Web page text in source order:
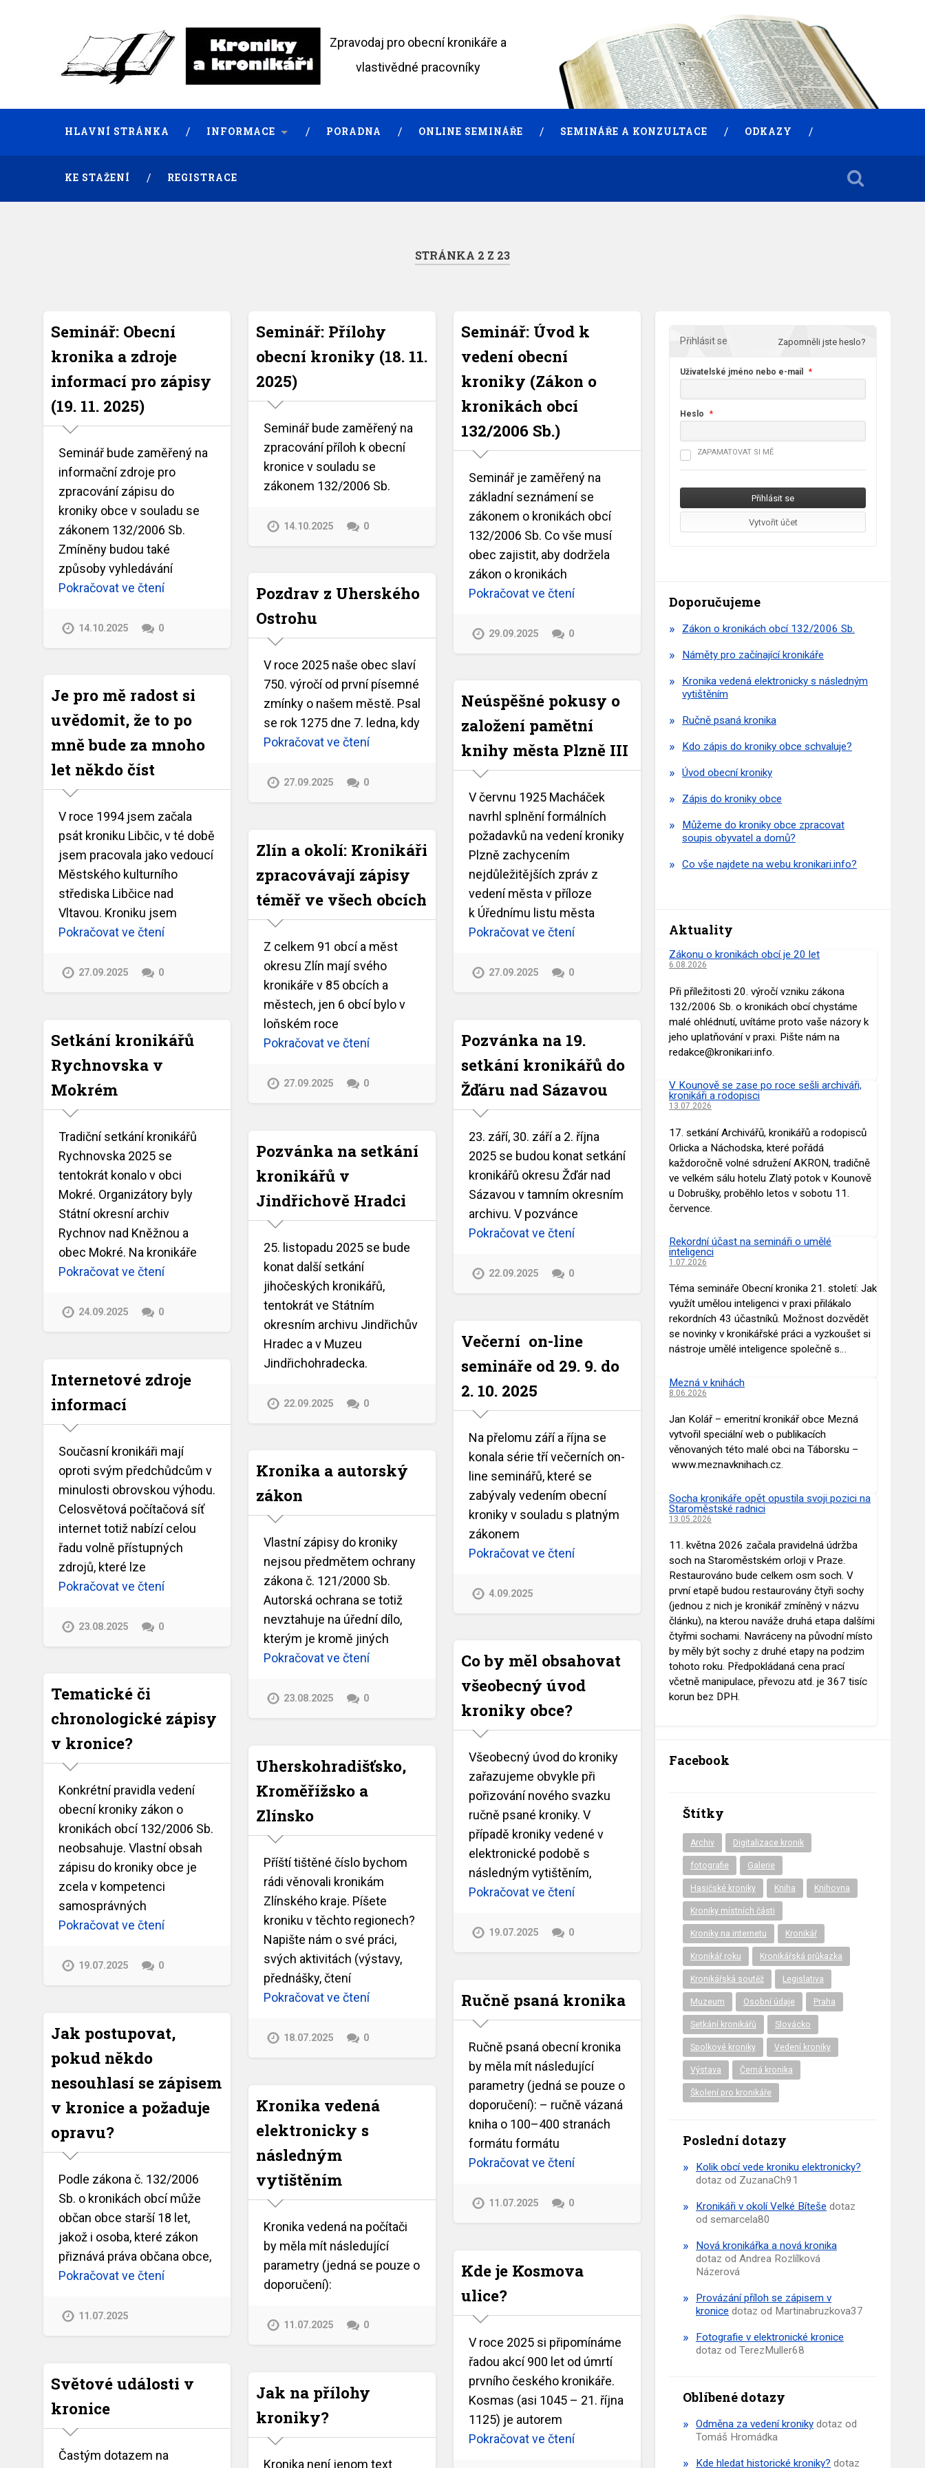
Zpravodaj pro obecní kronikáře a
vlastivědné pracovníky
HLAVNÍ STRÁNKA INFORMACE PORADNA ONLINE SEMINÁŘE SEMINÁŘE A KONZULTACE ODKAZY
KE STAŽENÍ REGISTRACE
STRÁNKA 2 Z 23
Seminář: Obecní
kronika a zdroje
informací pro zápisy
(19. 11. 2025)
Seminář bude zaměřený na
informační zdroje pro
zpracování zápisu do
kroniky obce v souladu se
zákonem 132/2006 Sb.
Zmíněny budou také
způsoby vyhledávání
Pokračovat ve čtení
14.10.2025 0
Seminář: Přílohy
obecní kroniky (18. 11.
2025)
Seminář bude zaměřený na
zpracování příloh k obecní
kronice v souladu se
zákonem 132/2006 Sb.
14.10.2025 0
Seminář: Úvod k
vedení obecní
kroniky (Zákon o
kronikách obcí
132/2006 Sb.)
Seminář je zaměřený na
základní seznámení se
zákonem o kronikách obcí
132/2006 Sb. Co vše musí
obec zajistit, aby dodržela
zákon o kronikách
Pokračovat ve čtení
29.09.2025 0
Pozdrav z Uherského
Ostrohu
V roce 2025 naše obec slaví
750. výročí od první písemné
zmínky o našem městě. Psal
se rok 1275 dne 7. ledna, kdy
Pokračovat ve čtení
27.09.2025 0
Je pro mě radost si
uvědomit, že to po
mně bude za mnoho
let někdo číst
V roce 1994 jsem začala
psát kroniku Libčic, v té době
jsem pracovala jako vedoucí
Městského kulturního
střediska Libčice nad
Vltavou. Kroniku jsem
Pokračovat ve čtení
27.09.2025 0
Neúspěšné pokusy o
založení pamětní
knihy města Plzně III
V červnu 1925 Macháček
navrhl splnění formálních
požadavků na vedení kroniky
Plzně zachycením
nejdůležitějších zpráv z
vedení města v příloze
k Úřednímu listu města
Pokračovat ve čtení
27.09.2025 0
Zlín a okolí: Kronikáři
zpracovávají zápisy
téměř ve všech obcích
Z celkem 91 obcí a měst
okresu Zlín mají svého
kronikáře v 85 obcích a
městech, jen 6 obcí bylo v
loňském roce
Pokračovat ve čtení
27.09.2025 0
Setkání kronikářů
Rychnovska v
Mokrém
Tradiční setkání kronikářů
Rychnovska 2025 se
tentokrát konalo v obci
Mokré. Organizátory byly
Státní okresní archiv
Rychnov nad Kněžnou a
obec Mokré. Na kronikáře
Pokračovat ve čtení
24.09.2025 0
Pozvánka na 19.
setkání kronikářů do
Žďáru nad Sázavou
23. září, 30. září a 2. října
2025 se budou konat setkání
kronikářů okresu Žďár nad
Sázavou v tamním okresním
archivu. V pozvánce
Pokračovat ve čtení
22.09.2025 0
Pozvánka na setkání
kronikářů v
Jindřichově Hradci
25. listopadu 2025 se bude
konat další setkání
jihočeských kronikářů,
tentokrát ve Státním
okresním archivu Jindřichův
Hradec a v Muzeu
Jindřichohradecka.
22.09.2025 0
Večerní on-line
semináře od 29. 9. do
2. 10. 2025
Na přelomu září a října se
konala série tří večerních on-
line seminářů, které se
zabývaly vedením obecní
kroniky v souladu s platným
zákonem
Pokračovat ve čtení
4.09.2025
Internetové zdroje
informací
Současní kronikáři mají
oproti svým předchůdcům v
minulosti obrovskou výhodu.
Celosvětová počítačová síť
internet totiž nabízí celou
řadu volně přístupných
zdrojů, které lze
Pokračovat ve čtení
23.08.2025 0
Kronika a autorský
zákon
Vlastní zápisy do kroniky
nejsou předmětem ochrany
zákona č. 121/2000 Sb.
Autorská ochrana se totiž
nevztahuje na úřední dílo,
kterým je kromě jiných
Pokračovat ve čtení
23.08.2025 0
Co by měl obsahovat
všeobecný úvod
kroniky obce?
Všeobecný úvod do kroniky
zařazujeme obvykle při
pořizování nového svazku
ručně psané kroniky. V
případě kroniky vedené v
elektronické podobě s
následným vytištěním,
Pokračovat ve čtení
19.07.2025 0
Tematické či
chronologické zápisy
v kronice?
Konkrétní pravidla vedení
obecní kroniky zákon o
kronikách obcí 132/2006 Sb.
neobsahuje. Vlastní obsah
zápisu do kroniky obce je
zcela v kompetenci
samosprávných
Pokračovat ve čtení
19.07.2025 0
Uherskohradišťsko,
Kroměřížsko a
Zlínsko
Příští tištěné číslo bychom
rádi věnovali kronikám
Zlínského kraje. Píšete
kroniku v těchto regionech?
Napište nám o své práci,
svých aktivitách (výstavy,
přednášky, čtení
Pokračovat ve čtení
18.07.2025 0
Ručně psaná kronika
Ručně psaná obecní kronika
by měla mít následující
parametry (jedná se pouze o
doporučení): – ručně vázaná
kniha o 100–400 stranách
formátu formátu
Pokračovat ve čtení
11.07.2025 0
Jak postupovat,
pokud někdo
nesouhlasí se zápisem
v kronice a požaduje
opravu?
Podle zákona č. 132/2006
Sb. o kronikách obcí může
občan obce starší 18 let,
jakož i osoba, které zákon
přiznává práva občana obce,
Pokračovat ve čtení
11.07.2025
Kronika vedená
elektronicky s
následným
vytištěním
Kronika vedená na počítači
by měla mít následující
parametry (jedná se pouze o
doporučení):
11.07.2025 0
Kde je Kosmova
ulice?
V roce 2025 si připomínáme
řadou akcí 900 let od úmrtí
prvního českého kronikáře.
Kosmas (asi 1045 – 21. října
1125) je autorem
Pokračovat ve čtení
Světové události v
kronice
Častým dotazem na
Jak na přílohy
kroniky?
Kronika není jenom text
Přihlásit se Zapomněli jste heslo?
Uživatelské jméno nebo e-mail *
Heslo *
ZAPAMATOVAT SI MĚ
Doporučujeme
Zákon o kronikách obcí 132/2006 Sb.
Náměty pro začínající kronikáře
Kronika vedená elektronicky s následným
vytištěním
Ručně psaná kronika
Kdo zápis do kroniky obce schvaluje?
Úvod obecní kroniky
Zápis do kroniky obce
Můžeme do kroniky obce zpracovat
soupis obyvatel a domů?
Co vše najdete na webu kronikari.info?
Aktuality
Zákonu o kronikách obcí je 20 let
6.08.2026
Při příležitosti 20. výročí vzniku zákona
132/2006 Sb. o kronikách obcí chystáme
malé ohlédnutí, uvítáme proto vaše názory k
jeho uplatňování v praxi. Pište nám na
redakce@kronikari.info.
V Kounově se zase po roce sešli archiváři,
kronikáři a rodopisci
13.07.2026
17. setkání Archivářů, kronikářů a rodopisců
Orlicka a Náchodska, které pořádá
každoročně volné sdružení AKRON, tradičně
ve velkém sálu hotelu Zlatý potok v Kounově
u Dobrušky, proběhlo letos v sobotu 11.
července.
Rekordní účast na semináři o umělé
inteligenci
1.07.2026
Téma semináře Obecní kronika 21. století: Jak
využít umělou inteligenci v praxi přilákalo
rekordních 43 účastníků. Možnost dozvědět
se novinky v kronikářské práci a vyzkoušet si
nástroje umělé inteligence společně s…
Mezná v knihách
8.06.2026
Jan Kolář – emeritní kronikář obce Mezná
vytvořil speciální web o publikacích
věnovaných této malé obci na Táborsku –
www.meznavknihach.cz.
Socha kronikáře opět opustila svoji pozici na
Staroměstské radnici
13.05.2026
11. května 2026 začala pravidelná údržba
soch na Staroměstském orloji v Praze.
Restaurováno bude celkem osm soch. V
první etapě budou restaurovány čtyři sochy
(jednou z nich je kronikář zmíněný v názvu
článku), na kterou naváže druhá etapa dalšími
čtyřmi sochami. Navráceny na původní místo
by měly být sochy z druhé etapy na podzim
tohoto roku. Předpokládaná cena prací
včetně manipulace, převozu atd. je 367 tisíc
korun bez DPH.
Facebook
Štítky
Archiv Digitalizace kronik
fotografie Galerie
Hasičské kroniky Kniha Knihovna
Kroniky místních části
Kroniky na internetu Kronikář
Kronikář roku Kronikářská průkazka
Kronikářská soutěž Legislativa
Muzeum Osobní údaje Praha
Setkání kronikářů Slovácko
Spolkové kroniky Vedení kroniky
Výstava Černá kronika
Školení pro kronikáře
Poslední dotazy
Kolik obcí vede kroniku elektronicky?
dotaz od ZuzanaCh91
Kronikáři v okolí Velké Bíteše dotaz
od semarcela80
Nová kronikářka a nová kronika
dotaz od Andrea Rozlílková
Názerová
Provázání příloh se zápisem v
kronice dotaz od Martinabruzkova37
Fotografie v elektronické kronice
dotaz od TerezMuller68
Oblíbené dotazy
Odměna za vedení kroniky dotaz od
Tomáš Hromádka
Kde hledat historické kroniky? dotaz